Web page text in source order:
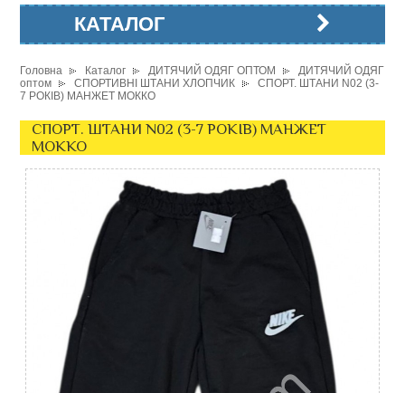
КАТАЛОГ
Головна Каталог ДИТЯЧИЙ ОДЯГ ОПТОМ
ДИТЯЧИЙ ОДЯГ
оптом
СПОРТИВНІ ШТАНИ ХЛОПЧИК
СПОРТ. ШТАНИ N02 (3-
7 РОКІВ) МАНЖЕТ МОККО
СПОРТ. ШТАНИ N02 (3-7 РОКІВ) МАНЖЕТ
МОККО